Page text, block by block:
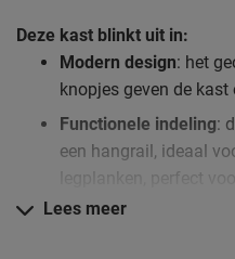
Deze kast blinkt uit in:
Modern design: het
knopjes geven de
Functionele indeling:
een hangrail, ideaal
legplanken, perfect
Ruime opbergruimte
Lees meer